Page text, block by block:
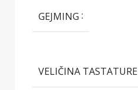
GEJMING
VELIČINA TASTATURE